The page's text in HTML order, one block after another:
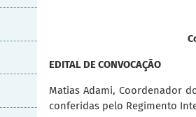
EDITAL DE CONVOCAÇÃO
Matias Adami, Coordenador
conferidas pelo Regimento